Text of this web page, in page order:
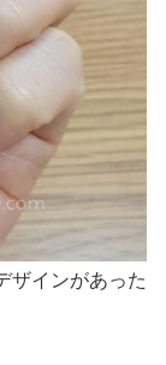
ザインがあった